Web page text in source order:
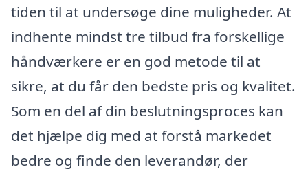
tiden til at undersøge dine muligheder. At
indhente mindst tre tilbud fra forskellige
håndværkere er en god metode til at
sikre, at du får den bedste pris og kvalitet.
Som en del af din beslutningsproces kan
det hjælpe dig med at forstå markedet
bedre og finde den leverandør, der